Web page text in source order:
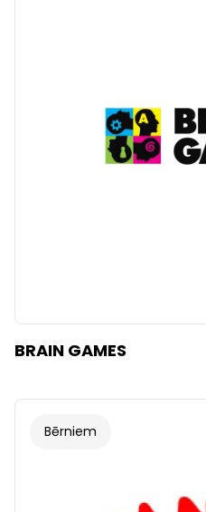
BRAIN GAMES
Bērniem